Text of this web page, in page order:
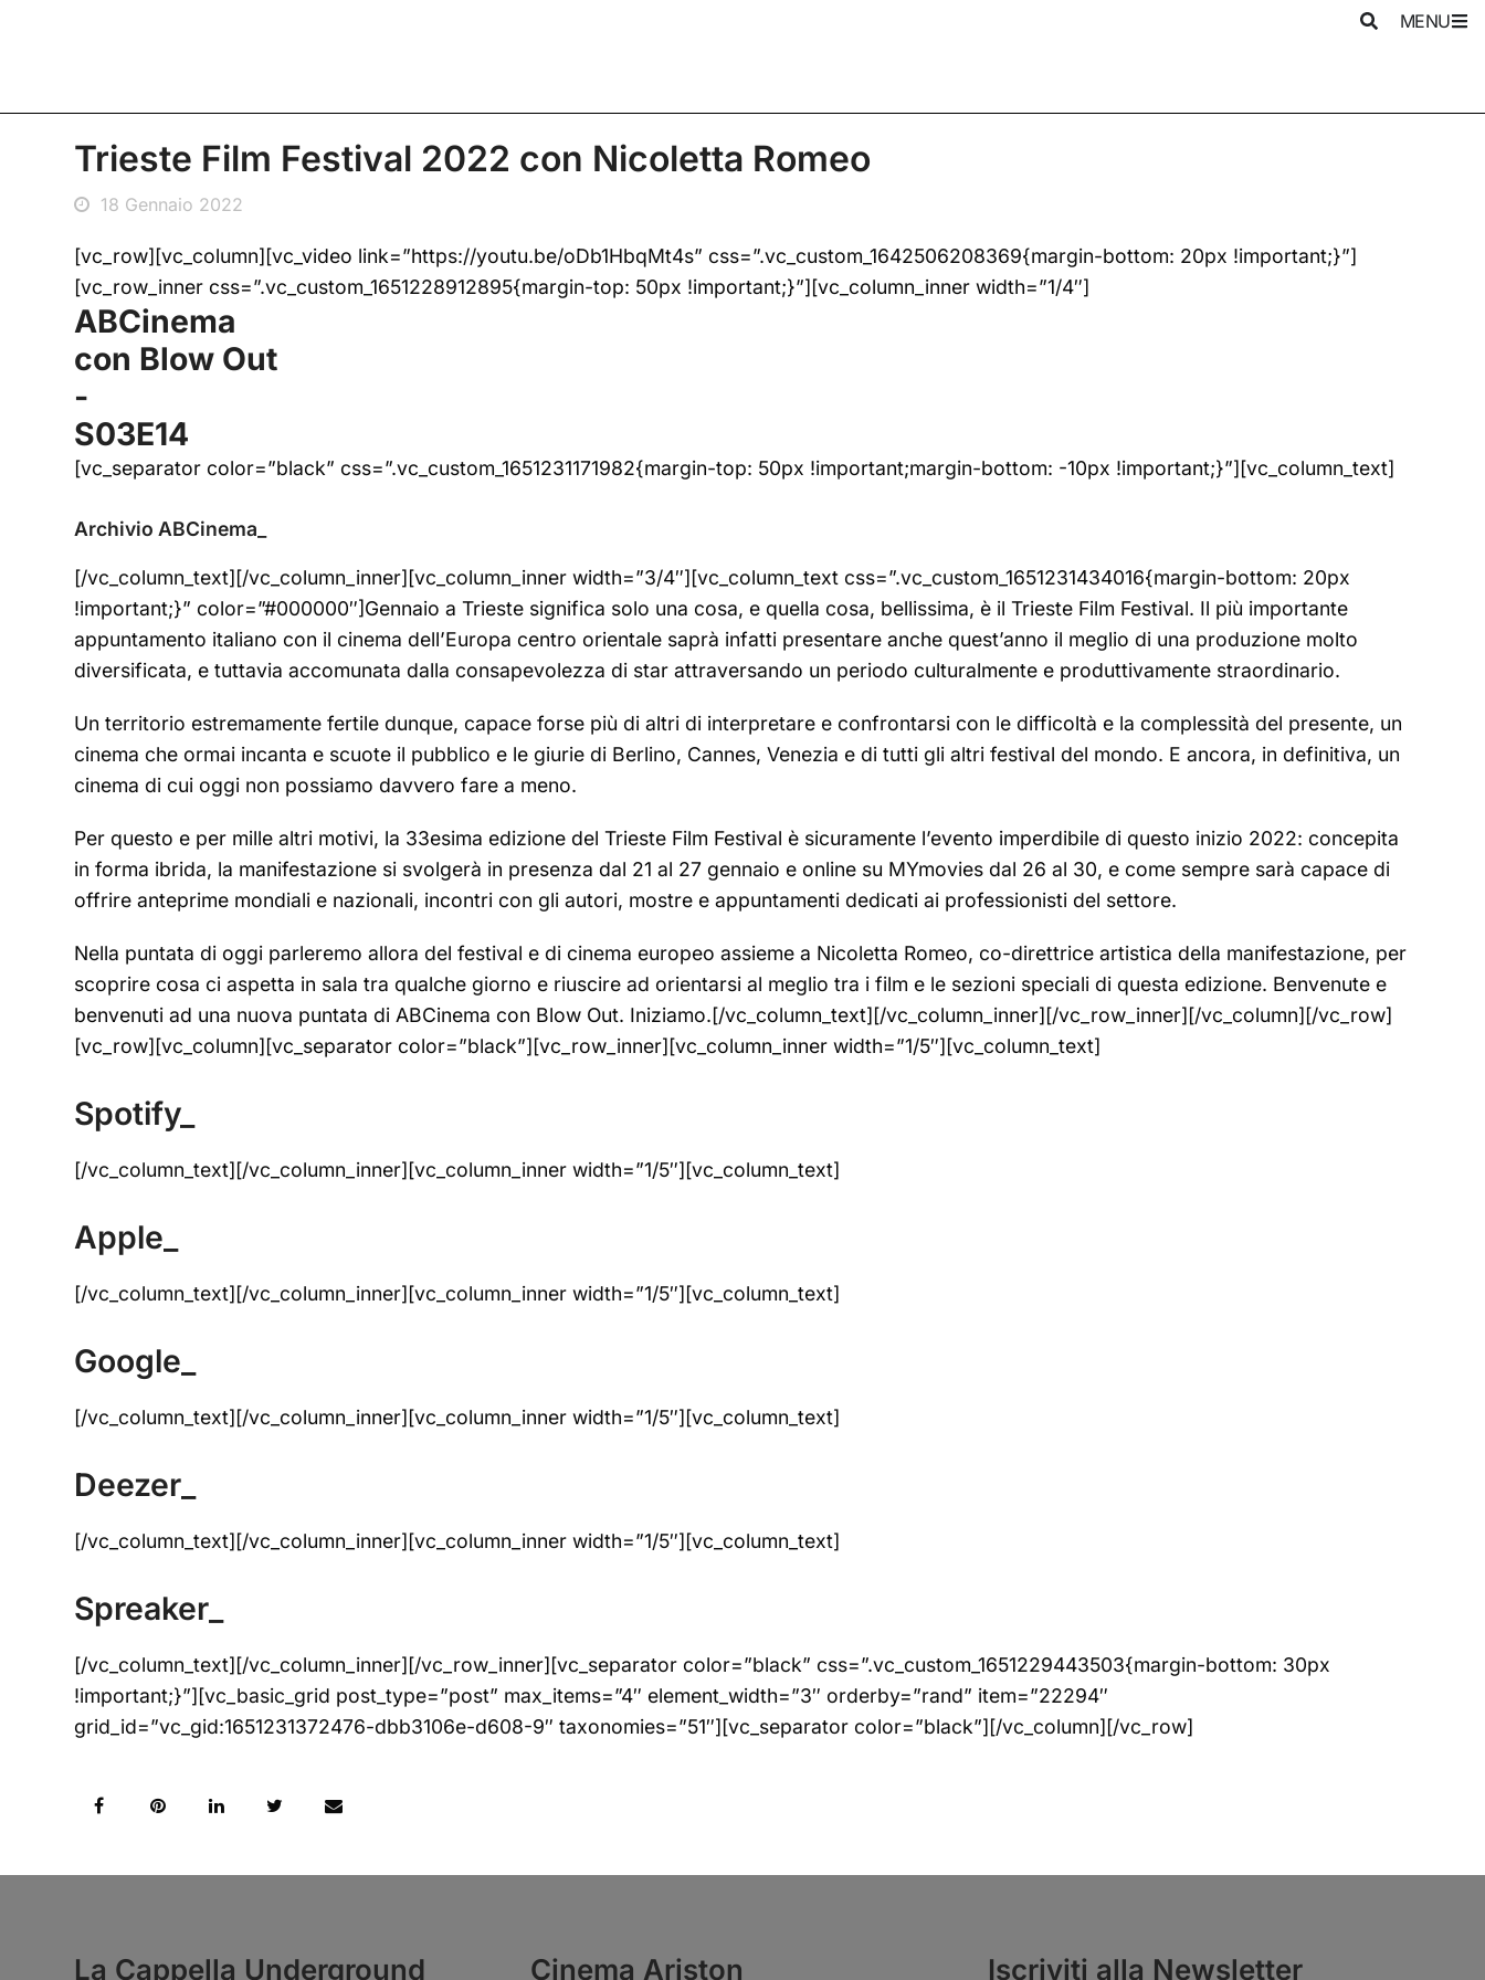
MENU
Trieste Film Festival 2022 con Nicoletta Romeo
18 Gennaio 2022
[vc_row][vc_column][vc_video link=”https://youtu.be/oDb1HbqMt4s” css=”.vc_custom_1642506208369{margin-bottom: 20px !important;}”]
[vc_row_inner css=”.vc_custom_1651228912895{margin-top: 50px !important;}”][vc_column_inner width=”1/4″]
ABCinema
con Blow Out
-
S03E14
[vc_separator color=”black” css=”.vc_custom_1651231171982{margin-top: 50px !important;margin-bottom: -10px !important;}”][vc_column_text]
Archivio ABCinema_
[/vc_column_text][/vc_column_inner][vc_column_inner width=”3/4″][vc_column_text css=”.vc_custom_1651231434016{margin-bottom: 20px
!important;}” color=”#000000″]Gennaio a Trieste significa solo una cosa, e quella cosa, bellissima, è il Trieste Film Festival. Il più importante
appuntamento italiano con il cinema dell’Europa centro orientale saprà infatti presentare anche quest’anno il meglio di una produzione molto
diversificata, e tuttavia accomunata dalla consapevolezza di star attraversando un periodo culturalmente e produttivamente straordinario.
Un territorio estremamente fertile dunque, capace forse più di altri di interpretare e confrontarsi con le difficoltà e la complessità del presente, un
cinema che ormai incanta e scuote il pubblico e le giurie di Berlino, Cannes, Venezia e di tutti gli altri festival del mondo. E ancora, in definitiva, un
cinema di cui oggi non possiamo davvero fare a meno.
Per questo e per mille altri motivi, la 33esima edizione del Trieste Film Festival è sicuramente l’evento imperdibile di questo inizio 2022: concepita
in forma ibrida, la manifestazione si svolgerà in presenza dal 21 al 27 gennaio e online su MYmovies dal 26 al 30, e come sempre sarà capace di
offrire anteprime mondiali e nazionali, incontri con gli autori, mostre e appuntamenti dedicati ai professionisti del settore.
Nella puntata di oggi parleremo allora del festival e di cinema europeo assieme a Nicoletta Romeo, co-direttrice artistica della manifestazione, per
scoprire cosa ci aspetta in sala tra qualche giorno e riuscire ad orientarsi al meglio tra i film e le sezioni speciali di questa edizione. Benvenute e
benvenuti ad una nuova puntata di ABCinema con Blow Out. Iniziamo.[/vc_column_text][/vc_column_inner][/vc_row_inner][/vc_column][/vc_row]
[vc_row][vc_column][vc_separator color=”black”][vc_row_inner][vc_column_inner width=”1/5″][vc_column_text]
Spotify_
[/vc_column_text][/vc_column_inner][vc_column_inner width=”1/5″][vc_column_text]
Apple_
[/vc_column_text][/vc_column_inner][vc_column_inner width=”1/5″][vc_column_text]
Google_
[/vc_column_text][/vc_column_inner][vc_column_inner width=”1/5″][vc_column_text]
Deezer_
[/vc_column_text][/vc_column_inner][vc_column_inner width=”1/5″][vc_column_text]
Spreaker_
[/vc_column_text][/vc_column_inner][/vc_row_inner][vc_separator color=”black” css=”.vc_custom_1651229443503{margin-bottom: 30px
!important;}”][vc_basic_grid post_type=”post” max_items=”4″ element_width=”3″ orderby=”rand” item=”22294″
grid_id=”vc_gid:1651231372476-dbb3106e-d608-9″ taxonomies=”51″][vc_separator color=”black”][/vc_column][/vc_row]
La Cappella Underground Cinema Ariston Iscriviti alla Newsletter